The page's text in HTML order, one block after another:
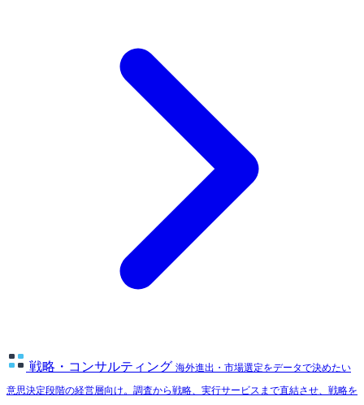
戦略・コンサルティング 海外進出・市場選定をデータで決めたい
意思決定段階の経営層向け。調査から戦略、実行サービスまで直結させ、戦略を